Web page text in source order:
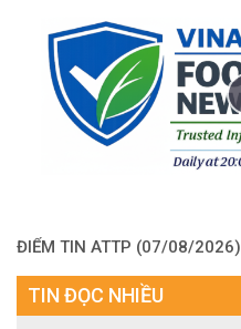
ĐIỂM TIN ATTP (07/08/2026)
TIN ĐỌC NHIỀU